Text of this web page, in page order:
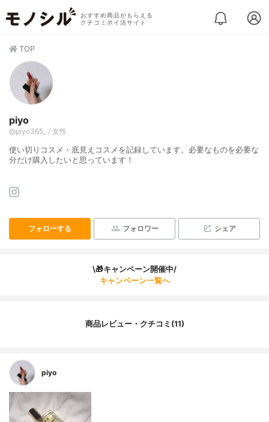
おすすめ商品がもらえる
クチコミポイ活サイト
TOP
piyo
@piyo365_ / 女性
使い切りコスメ・底見えコスメを記録しています。必要なものを必要な
分だけ購入したいと思っています！
フォローする フォロワー シェア
\🎁キャンペーン開催中/
キャンペーン一覧へ
商品レビュー・クチコミ(11)
piyo